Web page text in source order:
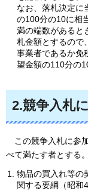
なお、落札決定に
の100分の10に相
満の端数があると
札金額とするので
事業者であるか免
望金額の110分の
2.競争入札
こ の競争入札に参
べて満たす者とする。
物品の買入れ等の
関する要綱（昭和